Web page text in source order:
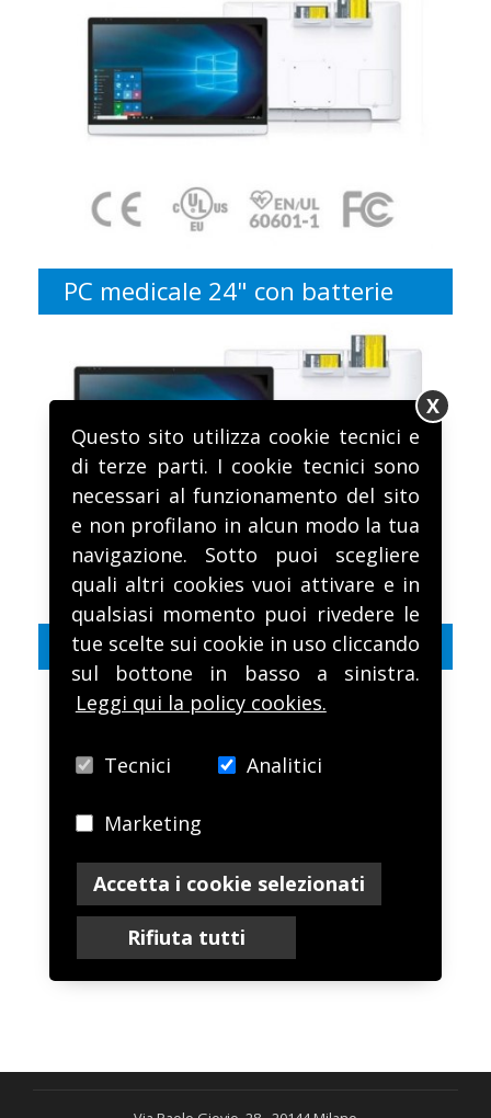
PC medicale 24" con batterie
Tablet PC medicale 13"
Questo sito utilizza cookie tecnici e
di terze parti. I cookie tecnici sono
necessari al funzionamento del sito
e non profilano in alcun modo la tua
navigazione. Sotto puoi scegliere
quali altri cookies vuoi attivare e in
qualsiasi momento puoi rivedere le
tue scelte sui cookie in uso cliccando
sul bottone in basso a sinistra.
Leggi qui la policy cookies.
Tecnici Analitici
Marketing
Accetta i cookie selezionati
Rifiuta tutti
X